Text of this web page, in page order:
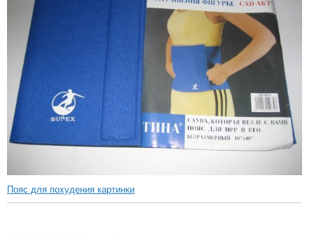
Пояс для похудения картинки